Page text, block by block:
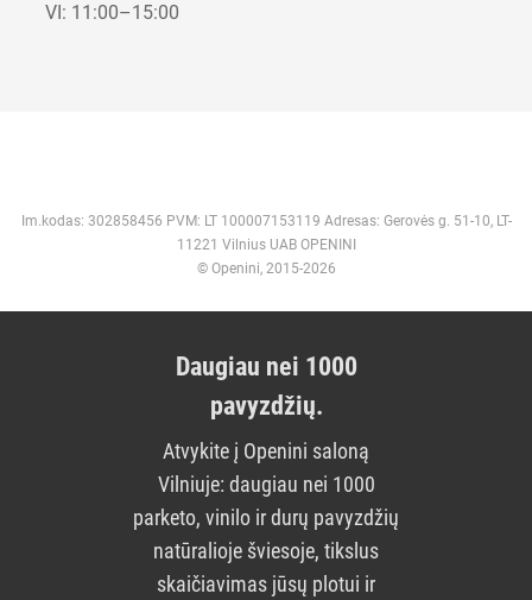
VI: 11:00–15:00
Im.kodas: 302858456 PVM: LT 100007153119 Adresas: Gerovės g. 51-10, LT-
11221 Vilnius UAB OPENINI
© Openini, 2015-2026
Daugiau nei 1000
pavyzdžių.
Atvykite į Openini saloną
Vilniuje: daugiau nei 1000
parketo, vinilo ir durų pavyzdžių
natūralioje šviesoje, tikslus
skaičiavimas jūsų plotui ir